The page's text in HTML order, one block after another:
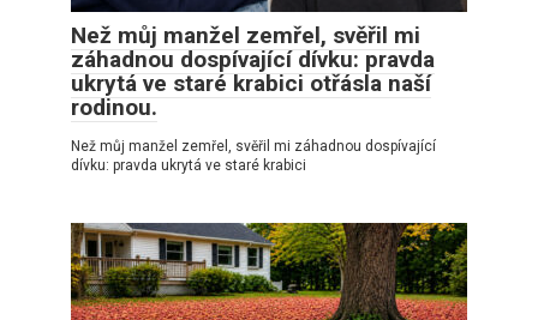
Než můj manžel zemřel, svěřil mi
záhadnou dospívající dívku: pravda
ukrytá ve staré krabici otřásla naší
rodinou.
Než můj manžel zemřel, svěřil mi záhadnou dospívající
dívku: pravda ukrytá ve staré krabici